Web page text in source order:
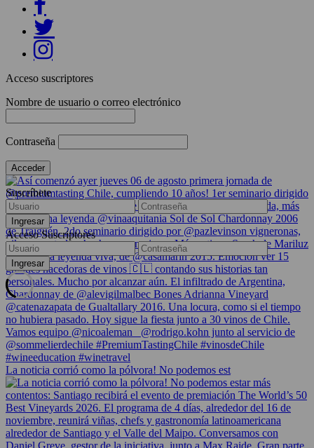
La noticia corrió como la pólvora! No podemos est
Acceso suscriptores
Nombre de usuario o correo electrónico
Contraseña
Suscríbete
Acceso Suscriptores